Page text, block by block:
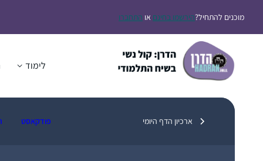
לתוכןמוכנים להתחיל?הירשמו בחינם או התחברו
לימוד
ארכיון הדף היומי פודקאסט